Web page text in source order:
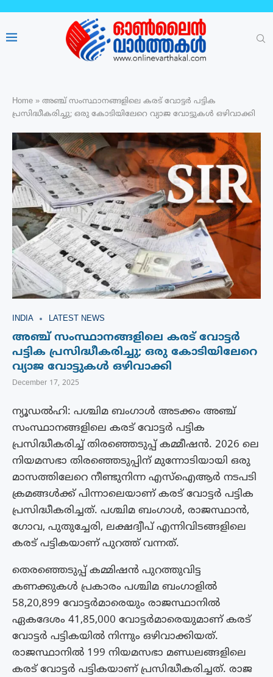
Home » അഞ്ച് സംസ്ഥാനങ്ങളിലെ കരട് വോട്ടർ പട്ടിക
പ്രസിദ്ധീകരിച്ചു; ഒരു കോടിയിലേറെ വ്യാജ വോട്ടുകൾ ഒഴിവാക്കി
INDIA LATEST NEWS
അഞ്ച് സംസ്ഥാനങ്ങളിലെ കരട് വോട്ടർ
പട്ടിക പ്രസിദ്ധീകരിച്ചു; ഒരു കോടിയിലേറെ
വ്യാജ വോട്ടുകൾ ഒഴിവാക്കി
December 17, 2025
ന്യൂഡൽഹി: പശ്ചിമ ബംഗാൾ അടക്കം അഞ്ച്
സംസ്ഥാനങ്ങളിലെ കരട് വോട്ടർ പട്ടിക
പ്രസിദ്ധീകരിച്ച് തിരഞ്ഞെടുപ്പ് കമ്മീഷൻ. 2026 ലെ
നിയമസഭാ തിരഞ്ഞെടുപ്പിന് മുന്നോടിയായി ഒരു
മാസത്തിലേറെ നീണ്ടുനിന്ന എസ്ഐആർ നടപടി
ക്രമങ്ങൾക്ക് പിന്നാലെയാണ് കരട് വോട്ടർ പട്ടിക
പ്രസിദ്ധീകരിച്ചത്. പശ്ചിമ ബംഗാൾ, രാജസ്ഥാൻ,
ഗോവ, പുതുച്ചേരി, ലക്ഷദ്വീപ് എന്നിവിടങ്ങളിലെ
കരട് പട്ടികയാണ് പുറത്ത് വന്നത്.
തെരഞ്ഞെടുപ്പ് കമ്മിഷൻ പുറത്തുവിട്ട
കണക്കുകൾ പ്രകാരം പശ്ചിമ ബംഗാളിൽ
58,20,899 വോട്ടർമാരെയും രാജസ്ഥാനിൽ
ഏകദേശം 41,85,000 വോട്ടർമാരെയുമാണ് കരട്
വോട്ടർ പട്ടികയിൽ നിന്നും ഒഴിവാക്കിയത്.
രാജസ്ഥാനിൽ 199 നിയമസഭാ മണ്ഡലങ്ങളിലെ
കരട് വോട്ടർ പട്ടികയാണ് പ്രസിദ്ധീകരിച്ചത്. രാ​​​ജ​​​